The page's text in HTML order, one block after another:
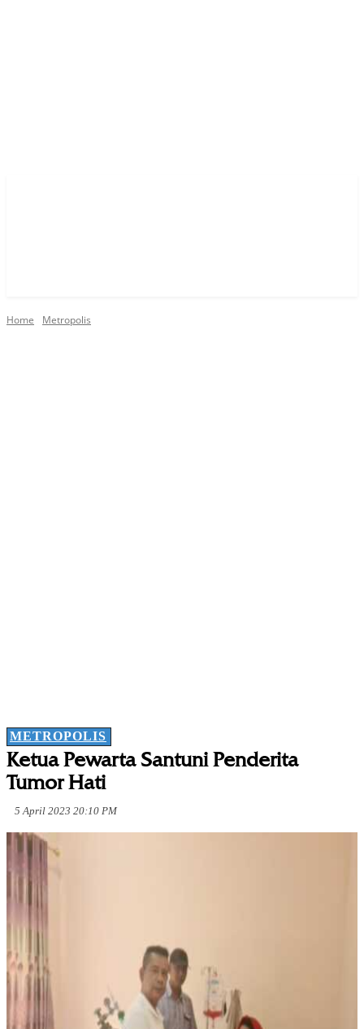
Home Metropolis
METROPOLIS
Ketua Pewarta Santuni Penderita
Tumor Hati
5 April 2023 20:10 PM